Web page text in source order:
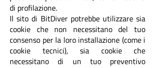
di profilazione.
Il sito di BitDiver potrebbe utilizzare sia
cookie che non necessitano del tuo
consenso per la loro installazione (come i
cookie tecnici), sia cookie che
necessitano di un tuo preventivo